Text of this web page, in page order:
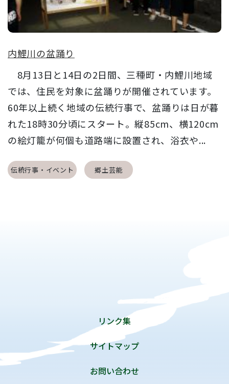
内鯉川の盆踊り
8月13日と14日の2日間、三種町・内鯉川地域
では、住民を対象に盆踊りが開催されています。
60年以上続く地域の伝統行事で、盆踊りは日が暮
れた18時30分頃にスタート。縦85cm、横120cm
の絵灯籠が何個も道路端に設置され、浴衣や...
伝統行事・イベント 郷土芸能
リンク集
サイトマップ
お問い合わせ